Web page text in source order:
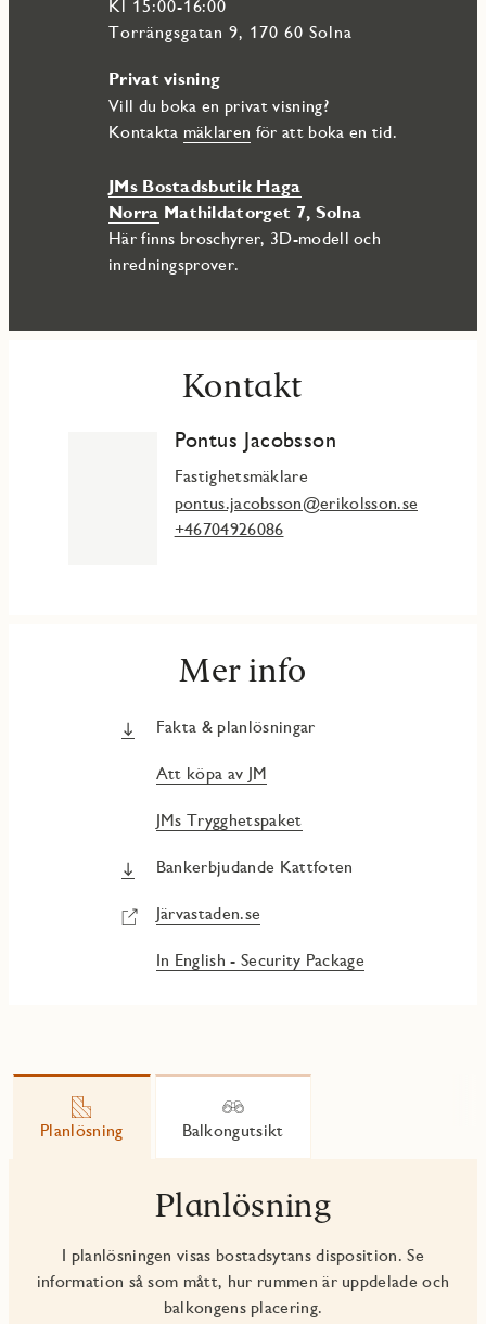
Kl 15:00-16:00
Torrängsgatan 9, 170 60 Solna
Privat visning
Vill du boka en privat visning?
Kontakta mäklaren för att boka en tid.
JMs Bostadsbutik Haga
Norra Mathildatorget 7, Solna
Här finns broschyrer, 3D-modell och
inredningsprover.
Kontakt
Pontus Jacobsson
Fastighetsmäklare
pontus.jacobsson@erikolsson.se
+46704926086
Mer info
Fakta & planlösningar
Att köpa av JM
JMs Trygghetspaket
Bankerbjudande Kattfoten
Järvastaden.se
In English - Security Package
Planlösning Balkongutsikt
Planlösning
I planlösningen visas bostadsytans disposition. Se
information så som mått, hur rummen är uppdelade och
balkongens placering.